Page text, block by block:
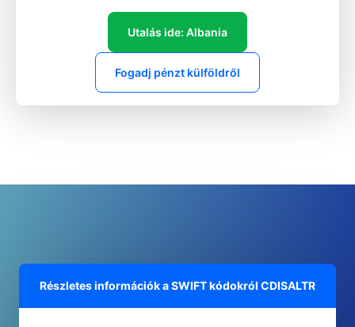
Utalás ide: Albania
Fogadj pénzt külföldről
Részletes információk a SWIFT kódokról CDISALTR